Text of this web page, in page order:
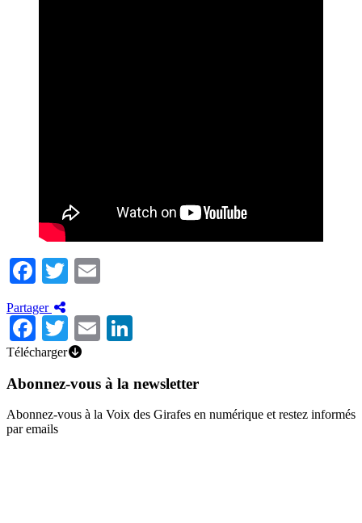
Facebook
Twitter
Partager
Facebook
TwitterEmail
Télécharger
Abonnez-vous à la newsletter
Abonnez-vous à la Voix des Girafes en numérique et restez informés
par emails